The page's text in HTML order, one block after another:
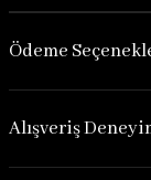
Ödeme
Alışveriş